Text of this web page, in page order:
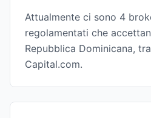
Attualmente ci sono 4
regolamentati che
Repubblica Dominicana,
Capital.com.